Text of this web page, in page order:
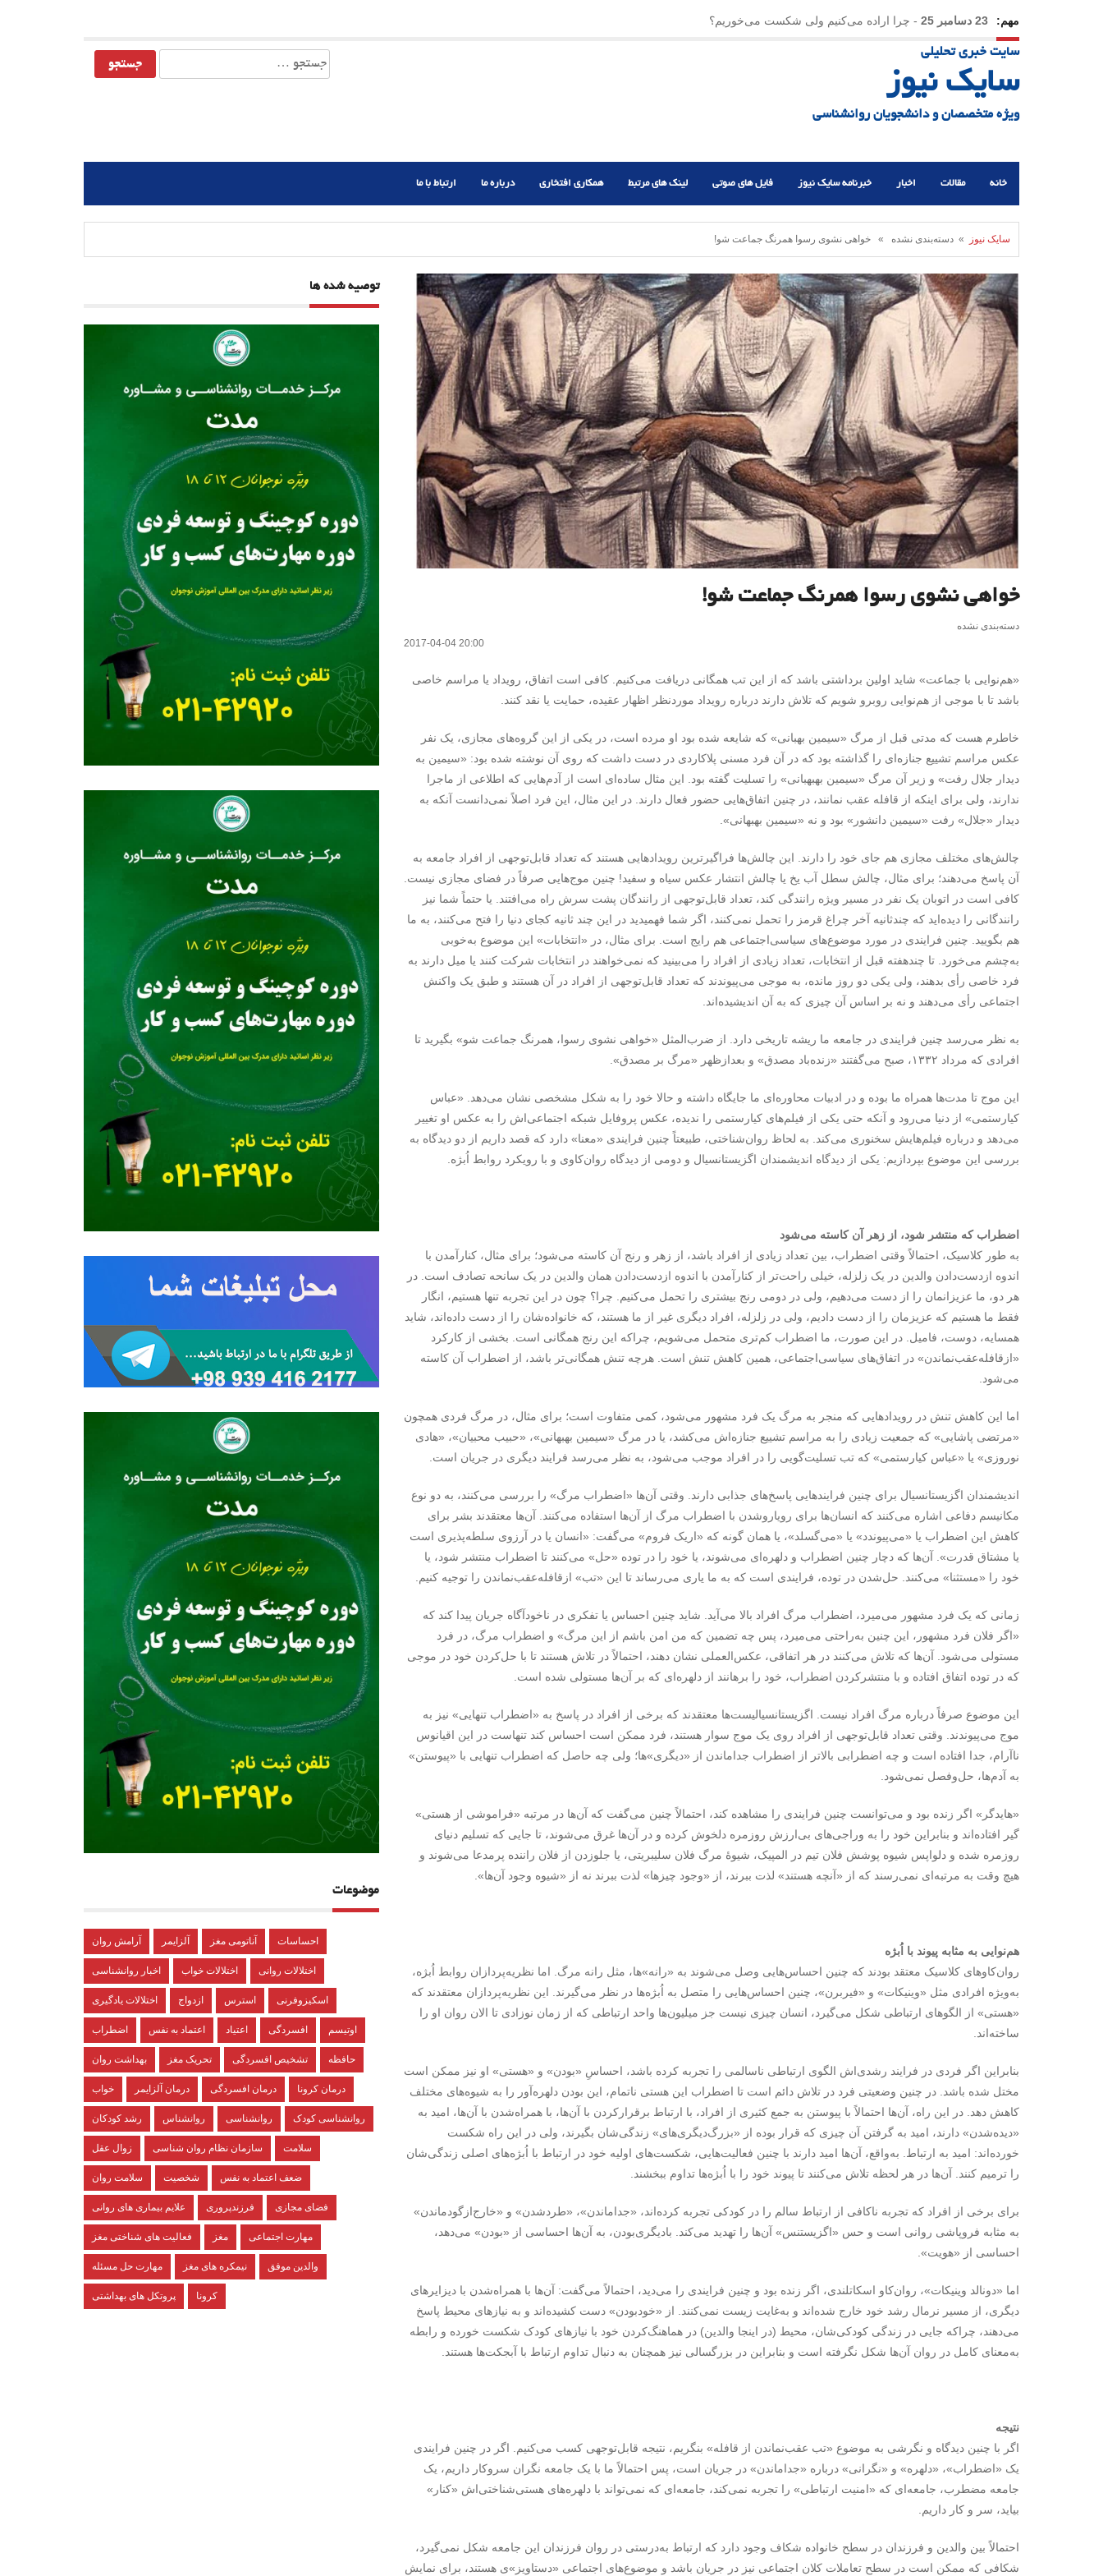
مهم: 23 دسامبر 25 - چرا اراده می‌کنیم ولی شکست می‌خوریم؟
21 دسامبر 25
سایت خبری تحلیلی
سایک نیوز
ویژه متخصصان و دانشجویان روانشناسی
جستجو
برای:
خانه مقالات اخبار خبرنامه سایک نیوز فایل های صوتی لینک های مرتبط همکاری افتخاری درباره ما ارتباط با ما
سایک نیوز » دسته‌بندی نشده » خواهی نشوی رسوا همرنگ جماعت شو!
خواهی نشوی رسوا همرنگ جماعت شو!
دسته‌بندی نشده
2017-04-04 20:00
«هم‌نوایی با جماعت» شاید اولین برداشتی باشد که از این تب همگانی دریافت می‌کنیم. کافی است اتفاق، رویداد یا مراسم خاصی
باشد تا با موجی از هم‌نوایی روبرو شویم که تلاش دارند درباره رویداد موردنظر اظهار عقیده، حمایت یا نقد کنند.
خاطرم هست که مدتی قبل از مرگ «سیمین بهبانی» که شایعه شده بود او مرده است، در یکی از این گروه‌های مجازی، یک نفر
عکس مراسم تشییع جنازه‌ای را گذاشته بود که در آن فرد مسنی پلاکاردی در دست داشت که روی آن نوشته شده بود: «سیمین به
دیدار جلال رفت» و زیر آن مرگ «سیمین بهبهبانی» را تسلیت گفته بود. این مثال ساده‌ای است از آدم‌هایی که اطلاعی از ماجرا
ندارند، ولی برای اینکه از قافله عقب نمانند، در چنین اتفاق‌هایی حضور فعال دارند. در این مثال، این فرد اصلاً نمی‌دانست آنکه به
دیدار «جلال» رفت «سیمین دانشور» بود و نه «سیمین بهبهانی».
چالش‌های مختلف مجازی هم جای خود را دارند. این چالش‌ها فراگیرترین رویدادهایی هستند که تعداد قابل‌توجهی از افراد جامعه به
آن پاسخ می‌دهند؛ برای مثال، چالش سطل آب یخ یا چالش انتشار عکس سیاه و سفید! چنین موج‌هایی صرفاً در فضای مجازی نیست.
کافی است در اتوبان یک نفر در مسیر ویژه رانندگی کند، تعداد قابل‌توجهی از رانندگان پشت سرش راه می‌افتند. یا حتماً شما نیز
رانندگانی را دیده‌اید که چندثانیه آخر چراغ قرمز را تحمل نمی‌کنند، اگر شما فهمیدید در این چند ثانیه کجای دنیا را فتح می‌کنند، به ما
هم بگویید. چنین فرایندی در مورد موضوع‌های سیاسی‌اجتماعی هم رایج است. برای مثال، در «انتخابات» این موضوع به‌خوبی
به‌چشم می‌خورد. تا چندهفته قبل از انتخابات، تعداد زیادی از افراد را می‌بینید که نمی‌خواهند در انتخابات شرکت کنند یا میل دارند به
فرد خاصی رأی بدهند، ولی یکی دو روز مانده، به موجی می‌پیوندند که تعداد قابل‌توجهی از افراد در آن هستند و طبق یک واکنش
اجتماعی رأی می‌دهند و نه بر اساس آن چیزی که به آن اندیشیده‌اند.
به نظر می‌رسد چنین فرایندی در جامعه ما ریشه تاریخی دارد. از ضرب‌المثل «خواهی نشوی رسوا، همرنگ جماعت شو» بگیرید تا
افرادی که مرداد ۱۳۳۲، صبح می‌گفتند «زنده‌باد مصدق» و بعدازظهر «مرگ بر مصدق».
این موج تا مدت‌ها همراه ما بوده و در ادبیات محاوره‌ای ما جایگاه داشته و حالا خود را به شکل مشخصی نشان می‌دهد. «عباس
کیارستمی» از دنیا می‌رود و آنکه حتی یکی از فیلم‌های کیارستمی را ندیده، عکس پروفایل شبکه اجتماعی‌اش را به عکس او تغییر
می‌دهد و درباره فیلم‌هایش سخنوری می‌کند. به لحاظ روان‌شناختی، طبیعتاً چنین فرایندی «معنا» دارد که قصد داریم از دو دیدگاه به
بررسی این موضوع بپردازیم: یکی از دیدگاه اندیشمندان اگزیستانسیال و دومی از دیدگاه روان‌کاوی و با رویکرد روابط اُبژه.
اضطراب که منتشر شود، از زهر آن کاسته می‌شود
به طور کلاسیک، احتمالاً وقتی اضطراب، بین تعداد زیادی از افراد باشد، از زهر و رنج آن کاسته می‌شود؛ برای مثال، کنارآمدن با
اندوه ازدست‌دادن والدین در یک زلزله، خیلی راحت‌تر از کنارآمدن با اندوه ازدست‌دادن همان والدین در یک سانحه تصادف است. در
هر دو، ما عزیزانمان را از دست می‌دهیم، ولی در دومی رنج بیشتری را تحمل می‌کنیم. چرا؟ چون در این تجربه تنها هستیم، انگار
فقط ما هستیم که عزیزمان را از دست دادیم، ولی در زلزله، افراد دیگری غیر از ما هستند، که خانواده‌شان را از دست داده‌اند، شاید
همسایه، دوست، فامیل. در این صورت، ما اضطراب کم‌تری متحمل می‌شویم، چراکه این رنج همگانی است. بخشی از کارکرد
«ازقافله‌عقب‌نماندن» در اتفاق‌های سیاسی‌اجتماعی، همین کاهش تنش است. هرچه تنش همگانی‌تر باشد، از اضطراب آن کاسته
می‌شود.
اما این کاهش تنش در رویدادهایی که منجر به مرگ یک فرد مشهور می‌شود، کمی متفاوت است؛ برای مثال، در مرگ فردی همچون
«مرتضی پاشایی» که جمعیت زیادی را به مراسم تشییع جنازه‌اش می‌کشد، یا در مرگ «سیمین بهبهانی»، «حبیب محبیان»، «هادی
نوروزی» یا «عباس کیارستمی» که تب تسلیت‌گویی را در افراد موجب می‌شود، به نظر می‌رسد فرایند دیگری در جریان است.
اندیشمندان اگزیستانسیال برای چنین فرایندهایی پاسخ‌های جذابی دارند. وقتی آن‌ها «اضطراب مرگ» را بررسی می‌کنند، به دو نوع
مکانیسم دفاعی اشاره می‌کنند که انسان‌ها برای رویاروشدن با اضطراب مرگ از آن‌ها استفاده می‌کنند. آن‌ها معتقدند بشر برای
کاهش این اضطراب یا «می‌پیوندد» یا «می‌گسلد»، یا همان گونه که «اریک فروم» می‌گفت: «انسان یا در آرزوی سلطه‌پذیری است
یا مشتاق قدرت». آن‌ها که دچار چنین اضطراب و دلهره‌ای می‌شوند، یا خود را در توده «حل» می‌کنند تا اضطراب منتشر شود، یا
خود را «مستثنا» می‌کنند. حل‌شدن در توده، فرایندی است که به ما یاری می‌رساند تا این «تب» ازقافله‌عقب‌نماندن را توجیه کنیم.
زمانی که یک فرد مشهور می‌میرد، اضطراب مرگ افراد بالا می‌آید. شاید چنین احساس یا تفکری در ناخودآگاه جریان پیدا کند که
«اگر فلان فرد مشهور، این چنین به‌راحتی می‌میرد، پس چه تضمین که من امن باشم از این مرگ» و اضطراب مرگ، در فرد
مستولی می‌شود. آن‌ها که تلاش می‌کنند در هر اتفاقی، عکس‌العملی نشان دهند، احتمالاً در تلاش هستند تا با حل‌کردن خود در موجی
که در توده اتفاق افتاده و با منتشرکردن اضطراب، خود را برهانند از دلهره‌ای که بر آن‌ها مستولی شده است.
این موضوع صرفاً درباره مرگ افراد نیست. اگزیستانسیالیست‌ها معتقدند که برخی از افراد در پاسخ به «اضطراب تنهایی» نیز به
موج می‌پیوندند. وقتی تعداد قابل‌توجهی از افراد روی یک موج سوار هستند، فرد ممکن است احساس کند تنهاست در این اقیانوس
ناآرام، جدا افتاده است و چه اضطرابی بالاتر از اضطراب جداماندن از «دیگری»ها؛ ولی چه حاصل که اضطراب تنهایی با «پیوستن»
به آدم‌ها، حل‌وفصل نمی‌شود.
«هایدگر» اگر زنده بود و می‌توانست چنین فرایندی را مشاهده کند، احتمالاً چنین می‌گفت که آن‌ها در مرتبه «فراموشی از هستی»
گیر افتاده‌اند و بنابراین خود را به وراجی‌های بی‌ارزش روزمره دلخوش کرده و در آن‌ها غرق می‌شوند، تا جایی که تسلیم دنیای
روزمره شده و دلواپس شیوه پوشش فلان تیم در المپیک، شیوهٔ مرگ فلان سلیبریتی، یا جلوزدن از فلان راننده پرمدعا می‌شوند و
هیچ وقت به مرتبه‌ای نمی‌رسند که از «آنچه هستند» لذت ببرند، از «وجود چیزها» لذت ببرند نه از «شیوه وجود آن‌ها».
هم‌نوایی به مثابه پیوند با اُبژه
روان‌کاوهای کلاسیک معتقد بودند که چنین احساس‌هایی وصل می‌شوند به «رانه»ها، مثل رانه مرگ. اما نظریه‌پردازان روابط اُبژه،
به‌ویژه افرادی مثل «وینیکات» و «فیربرن»، چنین احساس‌هایی را متصل به اُبژه‌ها در نظر می‌گیرند. این نظریه‌پردازان معتقدند که
«هستی» از الگوهای ارتباطی شکل می‌گیرد، انسان چیزی نیست جز میلیون‌ها واحد ارتباطی که از زمان نوزادی تا الان روان او را
ساخته‌اند.
بنابراین اگر فردی در فرایند رشدی‌اش الگوی ارتباطی ناسالمی را تجربه کرده باشد، احساسِ «بودن» و «هستی» او نیز ممکن است
مختل شده باشد. در چنین وضعیتی فرد در تلاش دائم است تا اضطراب این هستی ناتمام، این بودن دلهره‌آور را به شیوه‌های مختلف
کاهش دهد. در این راه، آن‌ها احتمالاً با پیوستن به جمع کثیری از افراد، با ارتباط برقرارکردن با آن‌ها، با همراه‌شدن با آن‌ها، امید به
«دیده‌شدن» دارند، امید به گرفتن آن چیزی که قرار بوده از «بزرگ‌دیگری‌های» زندگی‌شان بگیرند، ولی در این راه شکست
خورده‌اند: امید به ارتباط. به‌واقع، آن‌ها امید دارند با چنین فعالیت‌هایی، شکست‌های اولیه خود در ارتباط با اُبژه‌های اصلی زندگی‌شان
را ترمیم کنند. آن‌ها در هر لحظه تلاش می‌کنند تا پیوند خود را با اُبژه‌ها تداوم ببخشند.
برای برخی از افراد که تجربه ناکافی از ارتباط سالم را در کودکی تجربه کرده‌اند، «جداماندن»، «طردشدن» و «خارج‌ازگودماندن»
به مثابه فروپاشی روانی است و حس «اگزیستنس» آن‌ها را تهدید می‌کند. بادیگری‌بودن، به آن‌ها احساسی از «بودن» می‌دهد،
احساسی از «هویت».
اما «دونالد وینیکات»، روان‌کاو اسکاتلندی، اگر زنده بود و چنین فرایندی را می‌دید، احتمالاً می‌گفت: آن‌ها با همراه‌شدن با دیزایرهای
دیگری، از مسیر نرمال رشد خود خارج شده‌اند و به‌غایت زیست نمی‌کنند. از «خودبودن» دست کشیده‌اند و به نیازهای محیط پاسخ
می‌دهند، چراکه جایی در زندگی کودکی‌شان، محیط (در اینجا والدین) در هماهنگ‌کردن خود با نیازهای کودک شکست خورده و رابطه
به‌معنای کامل در روان آن‌ها شکل نگرفته است و بنابراین در بزرگسالی نیز همچنان به دنبال تداوم ارتباط با آبجکت‌ها هستند.
نتیجه
اگر با چنین دیدگاه و نگرشی به موضوع «تب عقب‌نماندن از قافله» بنگریم، نتیجه قابل‌توجهی کسب می‌کنیم. اگر در چنین فرایندی
یک «اضطراب»، «دلهره» و «نگرانی» درباره «جداماندن» در جریان است، پس احتمالاً ما با یک جامعه نگران سروکار داریم، یک
جامعه مضطرب، جامعه‌ای که «امنیت ارتباطی» را تجربه نمی‌کند، جامعه‌ای که نمی‌تواند با دلهره‌های هستی‌شناختی‌اش «کنار»
بیاید، سر و کار داریم.
احتمالاً بین والدین و فرزندان در سطح خانواده شکاف وجود دارد که ارتباط به‌درستی در روان فرزندان این جامعه شکل نمی‌گیرد،
شکافی که ممکن است در سطح تعاملات کلان اجتماعی نیز در جریان باشد و موضوع‌های اجتماعی «دستاویز»ی هستند، برای نمایش
توصیه شده ها
موضوعات
آرامش روان آلزایمر آناتومی مغز احساسات
اخبار روانشناسی اختلالات خواب اختلالات روانی
اختلالات یادگیری ازدواج استرس اسکیزوفرنی
اضطراب اعتماد به نفس اعتیاد افسردگی اوتیسم
بهداشت روان تحریک مغز تشخیص افسردگی حافظه
خواب درمان آلزایمر درمان افسردگی درمان کرونا
رشد کودکان روانشناس روانشناسی روانشناسی کودک
زوال عقل سازمان نظام روان شناسی سلامت
سلامت روان شخصیت ضعف اعتماد به نفس
علایم بیماری های روانی فرزندپروری فضای مجازی
فعالیت های شناختی مغز مغز مهارت اجتماعی
مهارت حل مسئله نیمکره های مغز والدین موفق
پروتکل های بهداشتی کرونا